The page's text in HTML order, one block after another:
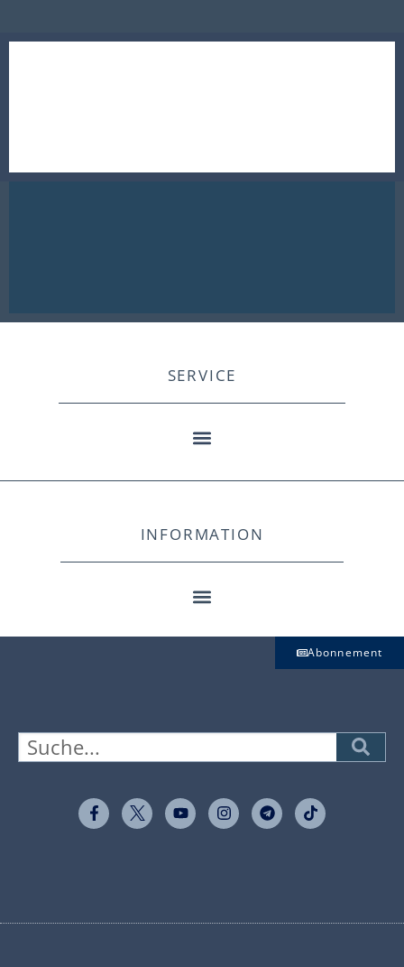
SERVICE
INFORMATION
Abonnement